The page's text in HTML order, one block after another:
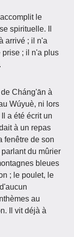
le
spirituelle. Il
arrivé ; il n'a
prise ; il n'a plus
Cháng'ān à
Wúyuè, ni lors
a été écrit un
à un repas
fenêtre de son
du mûrier
bleues
; le poulet, le
au
Il vit déjà à